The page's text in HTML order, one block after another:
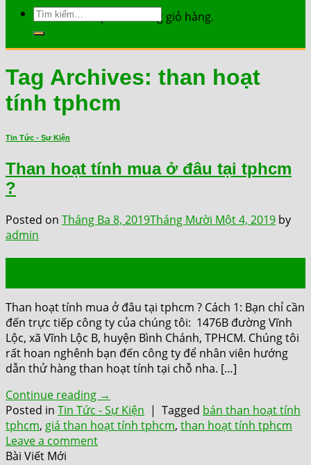
Chưa có sản phẩm trong giỏ hàng.
Tìm
kiếm:
Tag Archives: than hoạt
tính tphcm
Tin Tức - Sự Kiện
Than hoạt tính mua ở đâu tại tphcm
?
Posted on Tháng Ba 8, 2019Tháng Mười Một 4, 2019 by
admin
Than hoạt tính mua ở đâu tại tphcm ? Cách 1: Bạn chỉ cần
đến trực tiếp công ty của chúng tôi: 1476B đường Vĩnh
Lộc, xã Vĩnh Lộc B, huyện Bình Chánh, TPHCM. Chúng tôi
rất hoan nghênh bạn đến công ty để nhân viên hướng
dẫn thử hàng than hoạt tính tại chỗ nha. […]
Continue reading →
Posted in Tin Tức - Sự Kiện | Tagged bán than hoạt tính
tphcm, giá than hoạt tính tphcm, than hoạt tính tphcm
Leave a comment
Bài Viết Mới